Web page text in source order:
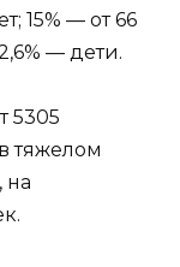
15% — от 66
— дети.
5305
тяжелом
на